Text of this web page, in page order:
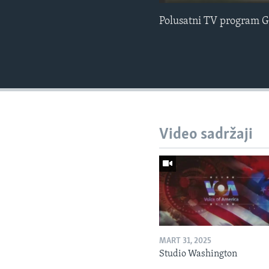
Polusatni TV program
Video sadržaji
MART 31, 2025
Studio Washington